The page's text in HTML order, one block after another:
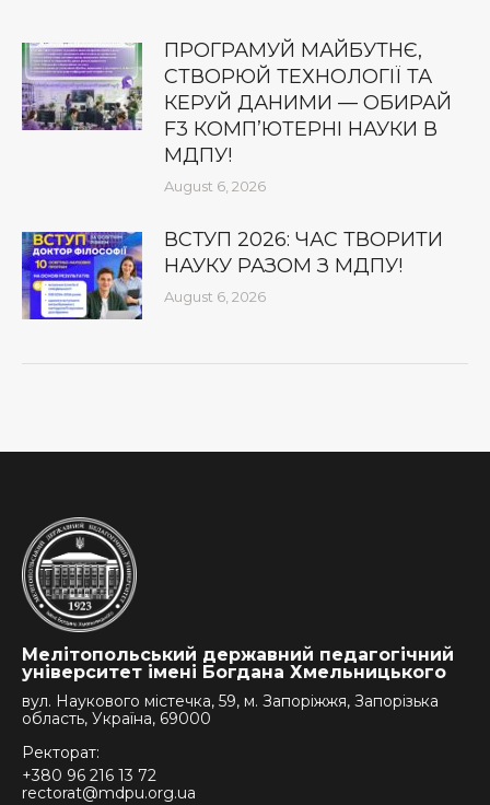
ПРОГРАМУЙ МАЙБУТНЄ,
СТВОРЮЙ ТЕХНОЛОГІЇ ТА
КЕРУЙ ДАНИМИ — ОБИРАЙ
F3 КОМП’ЮТЕРНІ НАУКИ В
МДПУ!
August 6, 2026
ВСТУП 2026: ЧАС ТВОРИТИ
НАУКУ РАЗОМ З МДПУ!
August 6, 2026
Мелітопольський державний педагогічний
університет імені Богдана Хмельницького
вул. Наукового містечка, 59, м. Запоріжжя, Запорізька
область, Україна, 69000
Ректорат:
+380 96 216 13 72
rectorat@mdpu.org.ua